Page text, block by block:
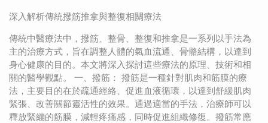
深入解析傳統撥筋推拿與整復相關療法
傳統中醫療法中，撥筋、整骨、整復和推拿是一系列以手法為
主的治療方式，旨在調整人體的氣血流通、骨骼結構，以達到
身心健康的目的。本文將深入探討這些療法的原理、技術和相
關的醫學觀點。 一、撥筋： 撥筋是一種針對肌肉和筋膜的療
法，主要目的在於疏通經絡、促進血液循環，以達到舒緩肌肉
緊張、改善關節靈活性的效果。通過適當的手法，治療師可以
釋放緊繃的筋膜，減輕疼痛感，同時促進組織修復。撥筋常應